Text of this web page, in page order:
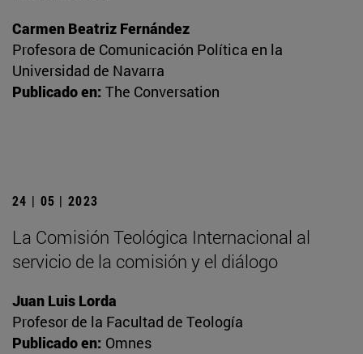
Carmen Beatriz Fernández
Profesora de Comunicación Política en la
Universidad de Navarra
Publicado en: The Conversation
24 | 05 | 2023
La Comisión Teológica Internacional al
servicio de la comisión y el diálogo
Juan Luis Lorda
Profesor de la Facultad de Teología
Publicado en: Omnes